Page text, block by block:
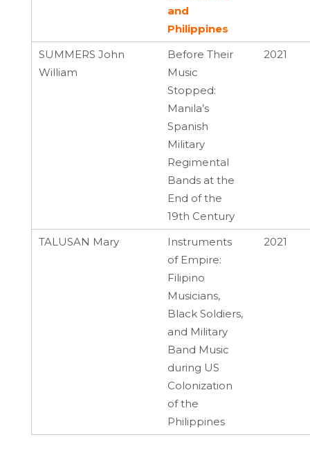
and
Philippines
SUMMERS John
William
Before Their
Music
Stopped:
Manila’s
Spanish
Military
Regimental
Bands at the
End of the
19th Century
2021
TALUSAN Mary
Instruments
of Empire:
Filipino
Musicians,
Black Soldiers,
and Military
Band Music
during US
Colonization
of the
Philippines
2021